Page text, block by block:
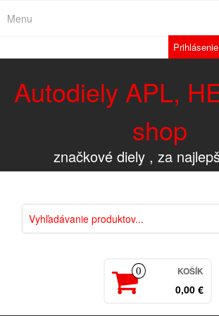
Menu
Autodiely APL,
shop
značkové diely , za
0 KOŠÍK
0,00 €